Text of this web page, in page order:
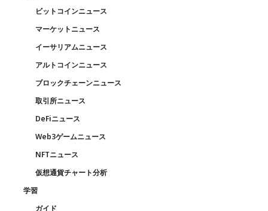
ビットコインニュース
マーケットニュース
イーサリアムニュース
アルトコインニュース
ブロックチェーンニュース
取引所ニュース
DeFiニュース
Web3ゲームニュース
NFTニュース
仮想通貨チャート分析
学習
ガイド